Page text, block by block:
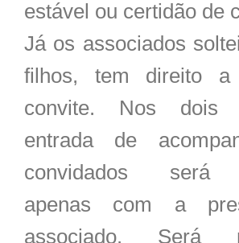
estável ou certidão de
Já os associados
filhos, tem direito
convite. Nos dois
entrada de
convidados será
apenas com a
associado. Será